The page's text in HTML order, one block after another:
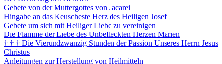
Gebete von der Muttergottes von Jacarei
Hingabe an das Keuscheste Herz des Heiligen Josef
Gebete um sich mit Heiliger Liebe zu vereinigen
Die Flamme der Liebe des Unbefleckten Herzen Marien
† † † Die Vierundzwanzig Stunden der Passion Unseres Herrn Jesus
Christus
Anleitungen zur Herstellung von Heilmitteln